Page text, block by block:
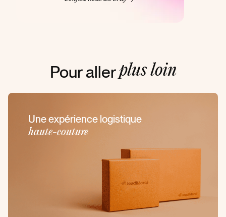
Pour allerplus loin
Une expérience logistique
haute-couture